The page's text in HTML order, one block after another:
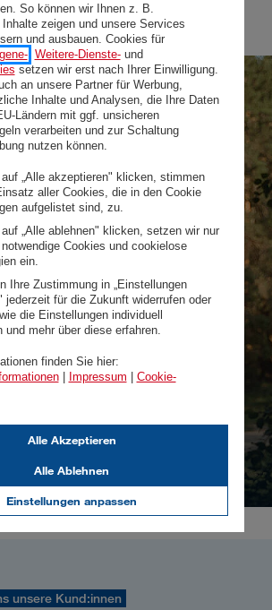
So können wir Ihnen z. B.
zeigen und unsere Services
und ausbauen. Cookies für
, Weitere-Dienste-und
setzen wir erst nach Ihrer Einwilligung.
an unsere Partner für Werbung,
Inhalte und Analysen, die Ihre Daten
Ländern mit ggf. unsicheren
verarbeiten und zur Schaltung
nutzen können.
„Alle akzeptieren" klicken, stimmen
aller Cookies, die in den Cookie
aufgelistet sind, zu.
„Alle ablehnen" klicken, setzen wir nur
Cookies und cookielose
ein.
Ihre Zustimmung in „Einstellungen
jederzeit für die Zukunft widerrufen oder
die Einstellungen individuell
und mehr über diese erfahren.
finden Sie hier:
| Impressum
Cookie-
Einstellungen anpassen
Alle Ablehnen
Alle Akzeptieren
dem Auto in den
unsere Kund:innen